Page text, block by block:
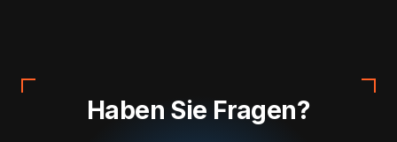
Haben Sie Fragen?